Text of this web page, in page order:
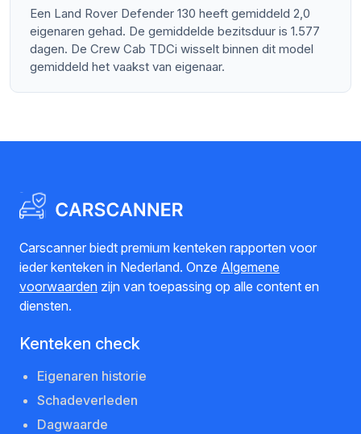
Een Land Rover Defender 130 heeft gemiddeld 2,0
eigenaren gehad. De gemiddelde bezitsduur is 1.577
dagen. De Crew Cab TDCi wisselt binnen dit model
gemiddeld het vaakst van eigenaar.
Carscanner biedt premium kenteken rapporten voor
ieder kenteken in Nederland. Onze Algemene
voorwaarden zijn van toepassing op alle content en
diensten.
Kenteken check
Eigenaren historie
Schadeverleden
Dagwaarde